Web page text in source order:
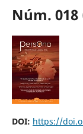
Núm. 018
DOI: https://